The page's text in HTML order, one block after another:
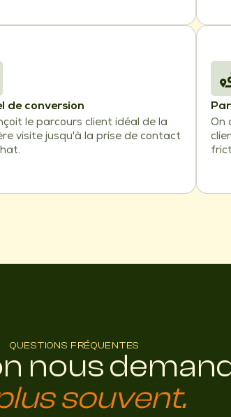
de conversion
le parcours client idéal de la
visite jusqu'à la prise de contact
On
QUESTIONS FRÉQUENTES
nous
souvent.